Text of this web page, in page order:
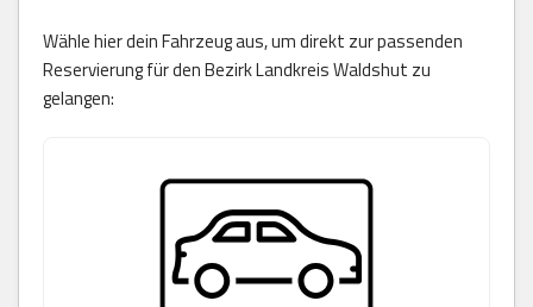
Wähle hier dein Fahrzeug aus, um direkt zur passenden
Reservierung für den Bezirk Landkreis Waldshut zu
gelangen: